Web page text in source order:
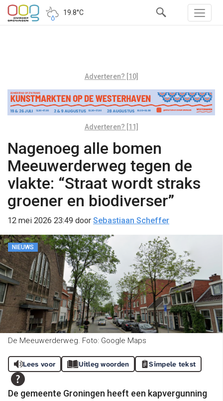
19.8°C
Adverteren? [10]
Adverteren? [11]
Nagenoeg alle bomen
Meeuwerderweg tegen de
vlakte: “Straat wordt straks
groener en biodiverser”
12 mei 2026 23:49 door Sebastiaan Scheffer
NIEUWS
De Meeuwerderweg. Foto: Google Maps
Lees voor Uitleg woorden Simpele tekst
De gemeente Groningen heeft een kapvergunning